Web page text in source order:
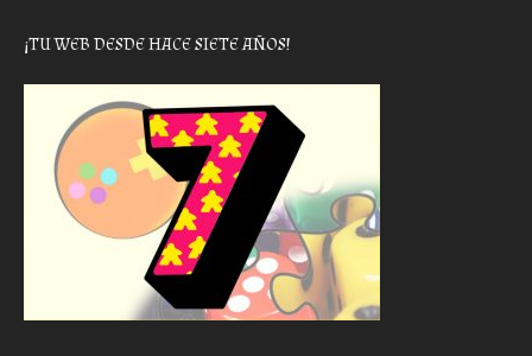
¡TU WEB DESDE HACE SIETE AÑOS!